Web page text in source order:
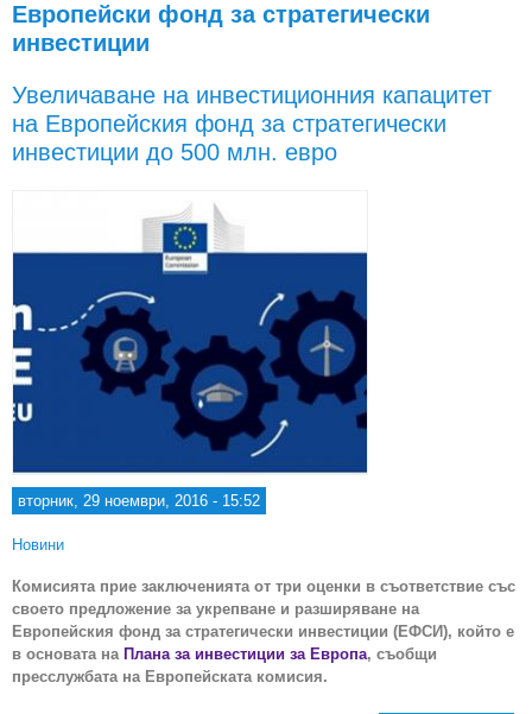
Европейски фонд за стратегически
инвестиции
Увеличаване на инвестиционния капацитет
на Европейския фонд за стратегически
инвестиции до 500 млн. евро
вторник, 29 ноември, 2016 - 15:52
Новини
Комисията прие заключенията от три оценки в съответствие със
своето предложение за укрепване и разширяване на
Европейския фонд за стратегически инвестиции (ЕФСИ), който е
в основата на Плана за инвестиции за Европа, съобщи
пресслужбата на Европейската комисия.